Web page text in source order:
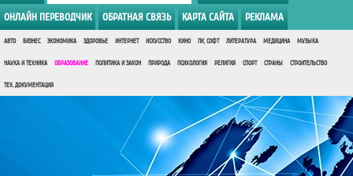
ОНЛАЙН ПЕРЕВОДЧИК ОБРАТНАЯ СВЯЗЬ КАРТА САЙТА РЕКЛАМА
АВТО БИЗНЕС ЭКОНОМИКА ЗДОРОВЬЕ ИНТЕРНЕТ ИСКУССТВО КИНО ПК, СОФТ ЛИТЕРАТУРА МЕДИЦИНА МУЗЫКА
НАУКА И ТЕХНИКА ОБРАЗОВАНИЕ ПОЛИТИКА И ЗАКОН ПРИРОДА ПСИХОЛОГИЯ РЕЛИГИЯ СПОРТ СТРАНЫ СТРОИТЕЛЬСТВО
ТЕХ. ДОКУМЕНТАЦИЯ